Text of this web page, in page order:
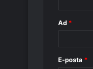
Ad *
E-posta *